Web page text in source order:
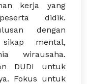
kerja yang
didik.
dengan
sikap mental,
wirausaha.
DUDI untuk
Fokus untuk